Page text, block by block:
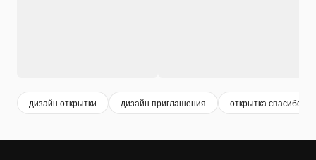
дизайн открытки дизайн приглашения открытка спасибо